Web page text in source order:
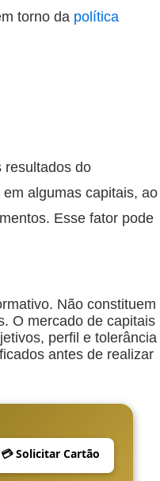
torno da política
resultados do
algumas capitais, ao
Esse fator pode
Não constituem
O mercado de capitais
perfil e tolerância
antes de realizar
💳 Solicitar Cartão